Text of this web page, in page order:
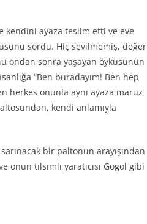
kendini ayaza teslim etti ve eve
sordu. Hiç sevilmemiş, değer
ondan sonra yaşayan öyküsünün
“Ben buradayım! Ben hep
herkes onunla aynı ayaza maruz
kendi anlamıyla
bir paltonun arayışından
tılsımlı yaratıcısı Gogol gibi